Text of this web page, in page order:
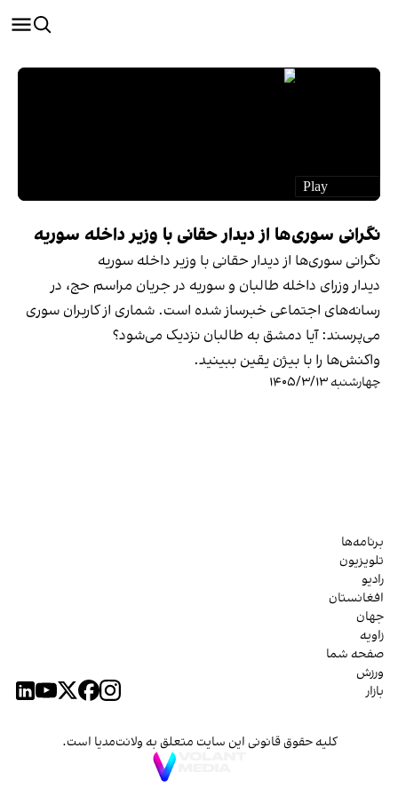
نگرانی سوری‌ها از دیدار حقانی با وزیر داخله سوریه
نگرانی سوری‌ها از دیدار حقانی با وزیر داخله سوریه
دیدار وزرای داخله طالبان و سوریه در جریان مراسم حج، در
رسانه‌های اجتماعی خبرساز شده است. شماری از کاربران سوری
می‌پرسند: آیا دمشق به طالبان نزدیک می‌شود؟
واکنش‌ها را با بیژن یقین ببینید.
چهارشنبه ۱۴۰۵/۳/۱۳
برنامه‌ها
تلویزیون
رادیو
افغانستان
جهان
زاویه
صفحه شما
ورزش
بازار
کلیه حقوق قانونی این سایت متعلق به ولانت‌مدیا است.